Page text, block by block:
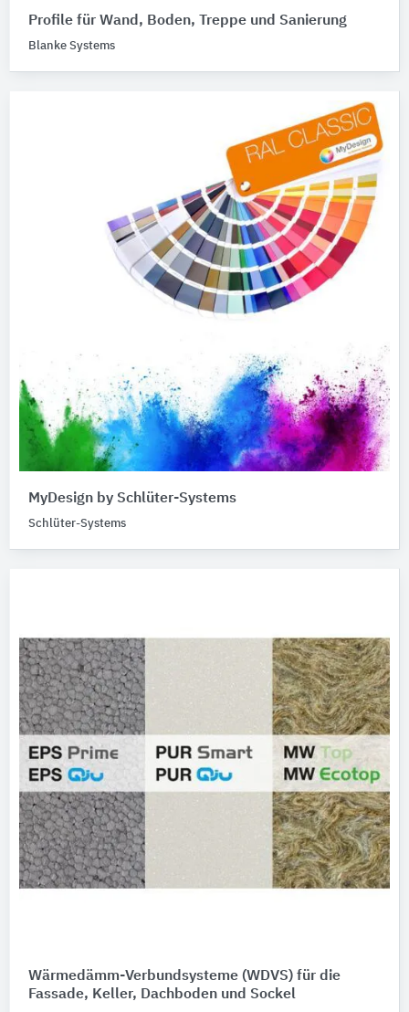
Profile für Wand, Boden, Treppe und Sanierung
Blanke Systems
MyDesign by Schlüter-Systems
Schlüter-Systems
Wärmedämm-Verbundsysteme (WDVS) für die
Fassade, Keller, Dachboden und Sockel